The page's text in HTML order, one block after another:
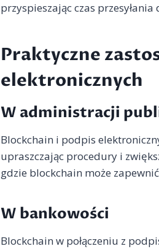
przyspieszając czas
Praktyczne
elektronicznych
W administracji
Blockchain i podpis
upraszczając procedury i
gdzie blockchain może
W bankowości
Blockchain w połączeniu z